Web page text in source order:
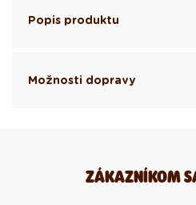
Popis produktu
Možnosti dopravy
ZÁKAZNÍKOM